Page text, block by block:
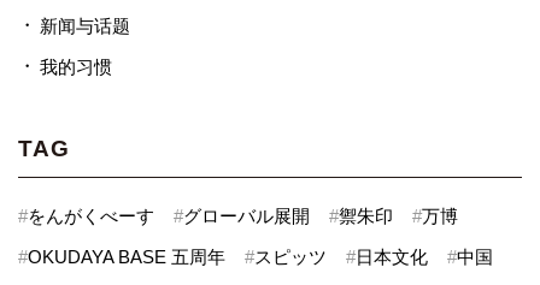
新闻与话题
我的习惯
TAG
#をんがくべーす #グローバル展開 #禦朱印 #万博
#OKUDAYA BASE 五周年 #スピッツ #日本文化 #中国